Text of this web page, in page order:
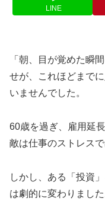
LINE
「朝、目が覚めた瞬
せが、これほどまで
いませんでした。
60歳を過ぎ、雇用延
敵は仕事のストレスで
しかし、ある「投資
は劇的に変わりました